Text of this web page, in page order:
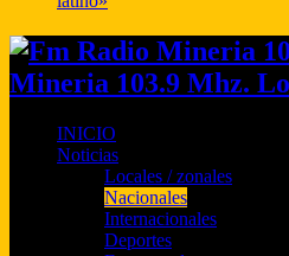
Mineria 103.9 Mhz.
INICIO
Noticias
Locales / zonales
Nacionales
Internacionales
Deportes